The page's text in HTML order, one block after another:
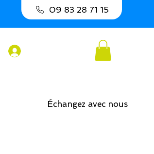
09 83 28 71 15
Échangez avec nous